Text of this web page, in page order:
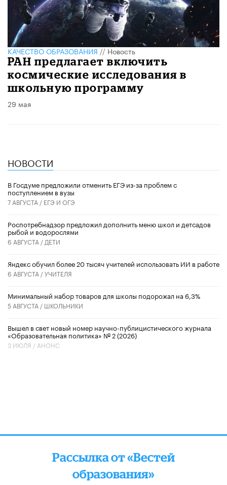
КАЧЕСТВО ОБРАЗОВАНИЯ//Новость
РАН предлагает включить
космические исследования в
школьную программу
29 мая
НОВОСТИ
В Госдуме предложили отменить ЕГЭ из-за проблем с
поступлением в вузы
7 АВГУСТА / ЕГЭ И ОГЭ
Роспотребнадзор предложил дополнить меню школ и детсадов
рыбой и водорослями
6 АВГУСТА / ДЕТИ
​Яндекс обучил более 20 тысяч учителей использовать ИИ в работе
6 АВГУСТА /УЧИТЕЛЯ
Минимальный набор товаров для школы подорожал на 6,3%
5 АВГУСТА / ШКОЛЬНИКИ
Вышел в свет новый номер научно-публицистического журнала
«Образовательная политика» № 2 (2026)
3 ИЮЛЯ / АНОНС
Рассылка от «Вестей
образования»